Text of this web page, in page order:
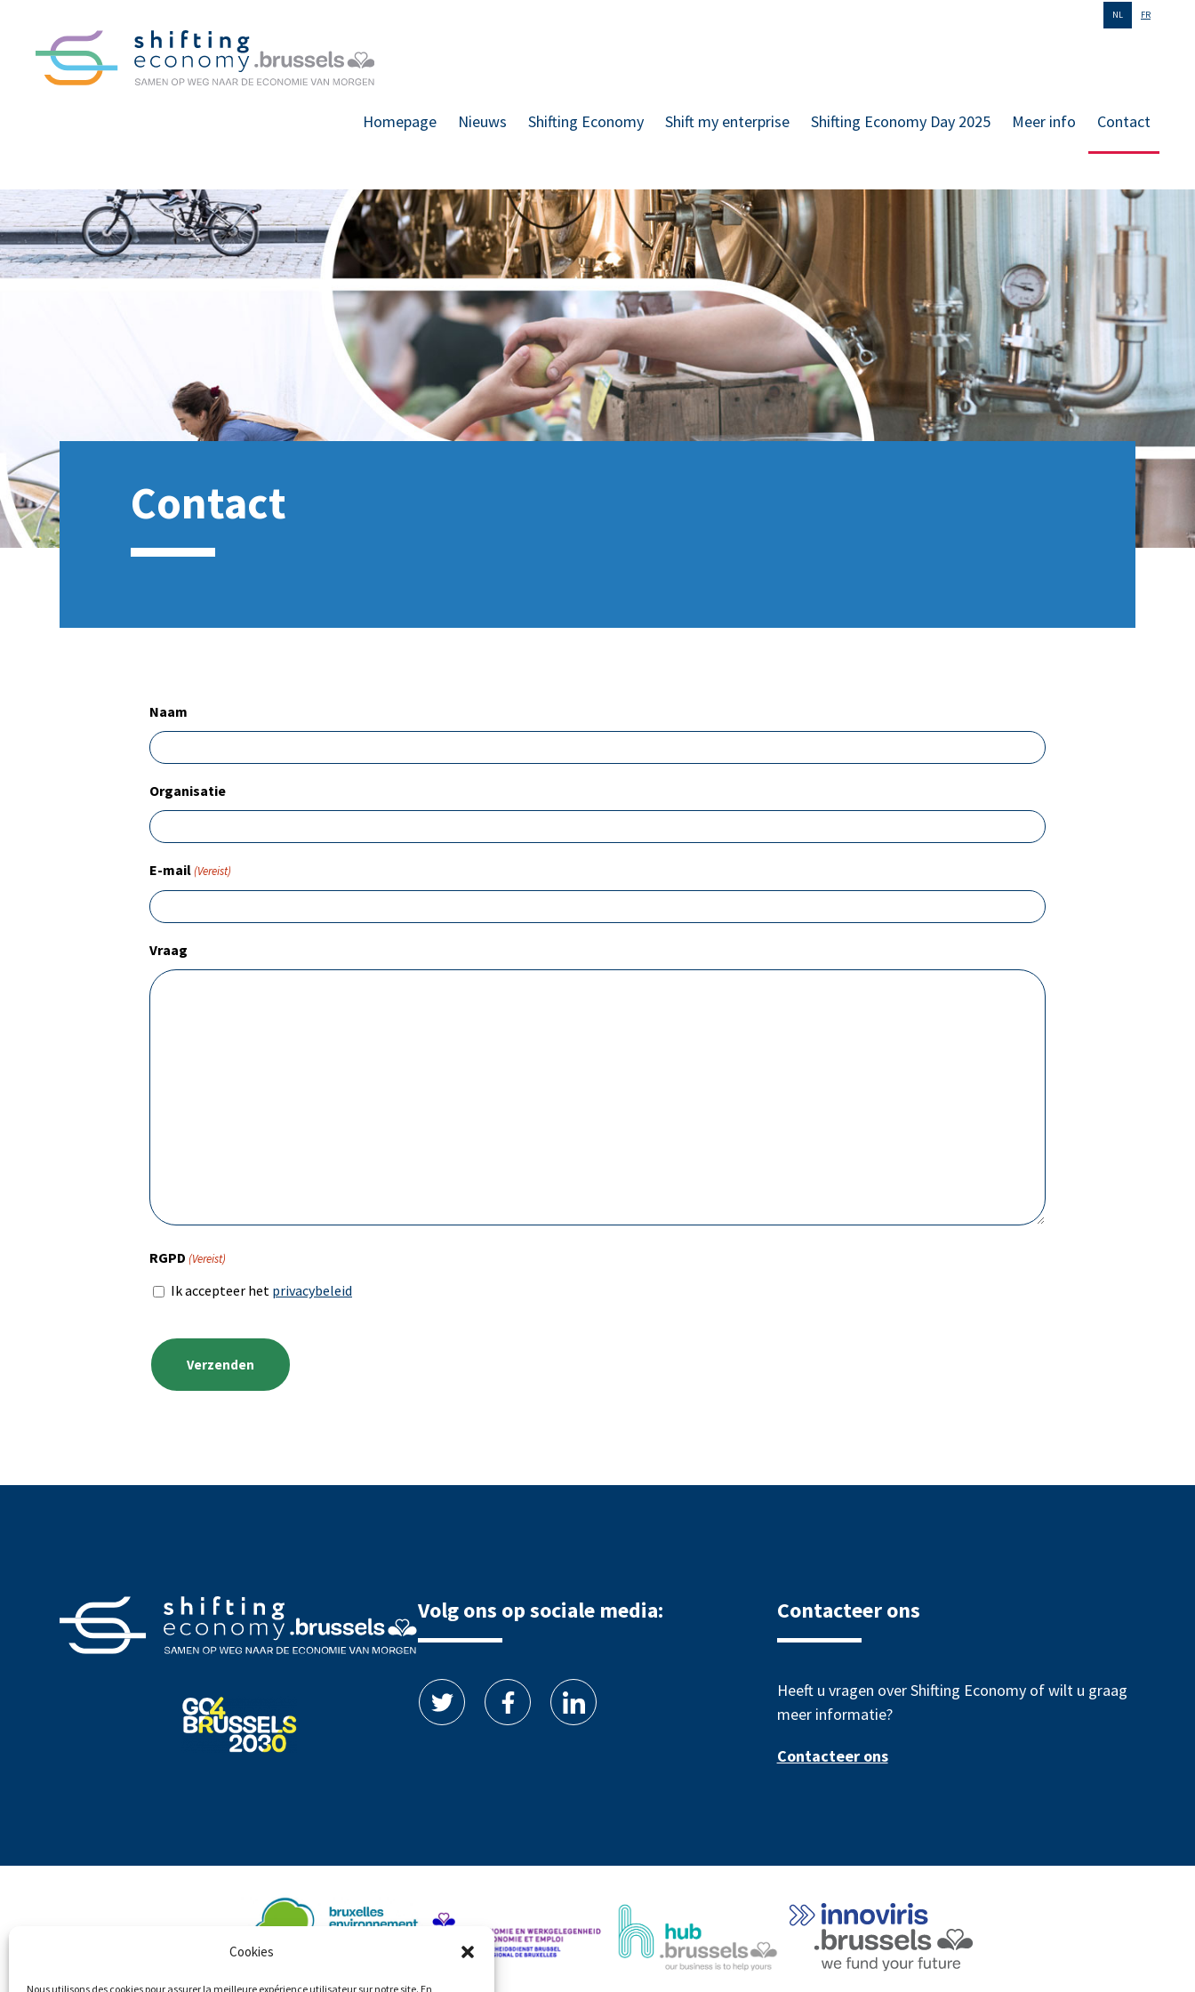
Cookies
Nous utilisons des cookies pour assurer la meilleure expérience utilisateur sur notre site. En
NL FR
Homepage Nieuws Shifting Economy Shift my enterprise Shifting Economy Day 2025 Meer info Contact
Contact
Naam
Organisatie
E-mail(Vereist)
Vraag
RGPD (Vereist)
Ik accepteer het privacybeleid
Volg ons op sociale media: Contacteer ons
Heeft u vragen over Shifting Economy of wilt u graag
meer informatie?
Contacteer ons